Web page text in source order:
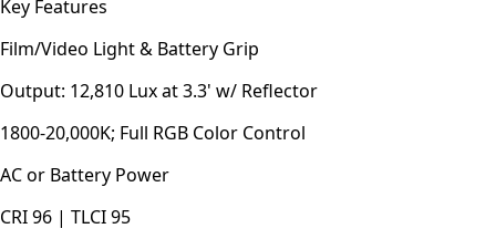
Key Features
Film/Video Light & Battery Grip
Output: 12,810 Lux at 3.3' w/ Reflector
1800-20,000K; Full RGB Color Control
AC or Battery Power
CRI 96 | TLCI 95